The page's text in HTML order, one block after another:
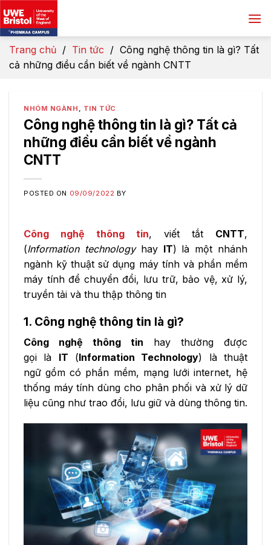
Skip
to
content
Trang chủ / Tin tức / Công nghệ thông tin là gì? Tất
cả những điều cần biết về ngành CNTT
NHÓM NGÀNH , TIN TỨC
Công nghệ thông tin là gì? Tất cả
những điều cần biết về ngành
CNTT
POSTED ON 09/09/2022 BY
Công nghệ thông tin, viết tắt CNTT,
(Information technologyhay IT) là một nhánh
ngành kỹ thuật sử dụng máy tính và phần mềm
máy tính để chuyển đổi, lưu trữ, bảo vệ, xử lý,
truyền tải và thu thập thông tin
1. Công nghệ thông tin là gì?
Công nghệ thông tin
hay thường được
gọi là IT (Information Technology) là thuật
ngữgồm có phần mềm, mạng lưới internet, hệ
thống máy tínhdùng cho phân phối và xử lý dữ
liệu cũng như trao đổi, lưu giữ và dùng thông tin.